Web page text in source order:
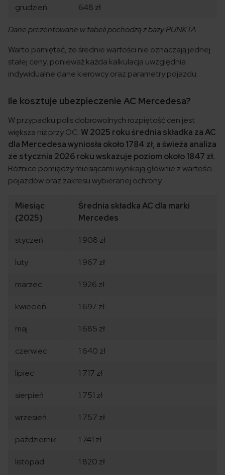
grudzień 648 zł
Dane prezentowane w tabeli pochodzą z bazy PUNKTA.
Warto pamiętać, że średnie wartości nie oznaczają jednej
stałej ceny, ponieważ każda kalkulacja uwzględnia
indywidualne dane kierowcy oraz parametry pojazdu.
Ile kosztuje ubezpieczenie AC Mercedesa?
W przypadku polis dobrowolnych rozpiętość cen jest
większa niż przy OC. W 2025 roku średnia składka za AC
dla Mercedesa wyniosła około 1784 zł, a świeża analiza
ze stycznia 2026 roku wskazuje poziom około 1847 zł.
Różnice pomiędzy miesiącami wynikają głównie z wartości
pojazdów oraz zakresu wybieranej ochrony.
Miesiąc
(2025)
Średnia składka AC dla marki
Mercedes
styczeń 1 908 zł
luty 1 967 zł
marzec 1 926 zł
kwiecień 1 697 zł
maj 1 685 zł
czerwiec 1 640 zł
lipiec 1 717 zł
sierpień 1 751 zł
wrzesień 1 757 zł
październik 1 741 zł
listopad 1 820 zł